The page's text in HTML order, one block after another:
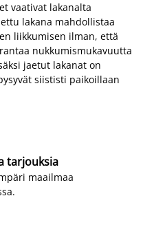
vaativat lakanalta
lakana mahdollistaa
liikkumisen ilman, että
nukkumismukavuutta
jaetut lakanat on
siististi paikoillaan
tarjouksia
maailmaa